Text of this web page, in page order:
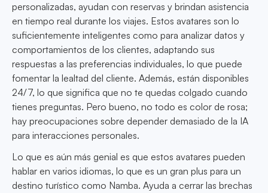
personalizadas, ayudan con reservas y brindan asistencia
en tiempo real durante los viajes. Estos avatares son lo
suficientemente inteligentes como para analizar datos y
comportamientos de los clientes, adaptando sus
respuestas a las preferencias individuales, lo que puede
fomentar la lealtad del cliente. Además, están disponibles
24/7, lo que significa que no te quedas colgado cuando
tienes preguntas. Pero bueno, no todo es color de rosa;
hay preocupaciones sobre depender demasiado de la IA
para interacciones personales.
Lo que es aún más genial es que estos avatares pueden
hablar en varios idiomas, lo que es un gran plus para un
destino turístico como Namba. Ayuda a cerrar las brechas